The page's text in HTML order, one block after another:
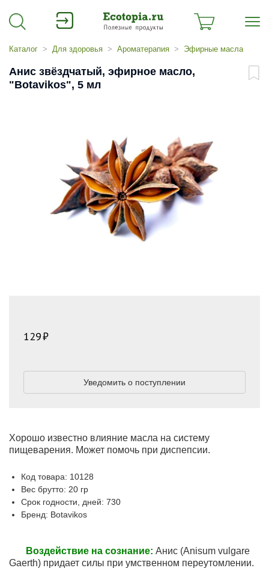
Каталог Для здоровья Ароматерапия Эфирные масла
Анис звёздчатый, эфирное масло,
"Botavikos", 5 мл
Хорошо известно влияние масла на систему
пищеварения. Может помочь при диспепсии.
Код товара: 10128
Вес брутто: 20 гр
Срок годности, дней: 730
Бренд: Botavikos
129
Уведомить о поступлении
Воздействие на сознание: Анис (Anisum vulgare
Gaerth) придает силы при умственном переутомлении.